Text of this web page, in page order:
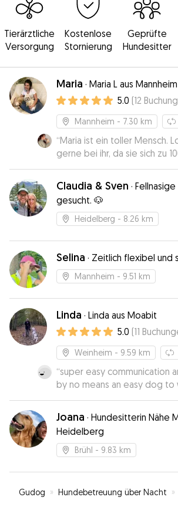
Tierärztliche
Versorgung
Kostenlose
Stornierung
Geprüfte
Hundesitter
Maria · Maria L aus Mannheim
5.0 (12
Mannheim - 7.30 km
“Maria ist ein toller Mensch.
gerne bei ihr, da sie sich zu
war. Sie hat es sehr gut
auf das nächste mal 🙃 So
Claudia & Sven ·
gesucht. 🐶
Heidelberg - 8.26 km
Selina · Zeitlich flexibel und
Mannheim - 9.51 km
Linda · Linda aus Moabit
5.0 (11
Weinheim - 9.59 km
“super easy communication
by no means an easy dog to
topped all our expectations.”
Joana · Hundesitterin Nähe
Heidelberg
Brühl - 9.83 km
Gudog » Hundebetreuung über Nacht »